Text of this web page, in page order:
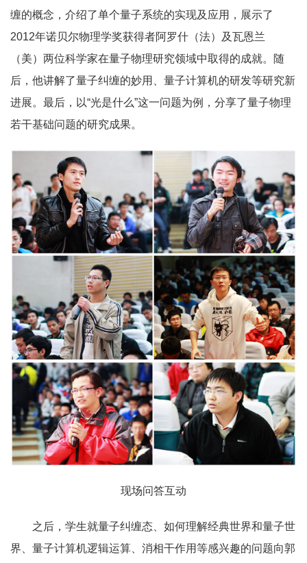
缠的概念，介绍了单个量子系统的实现及应用，展示了
2012年诺贝尔物理学奖获得者阿罗什（法）及瓦恩兰
（美）两位科学家在量子物理研究领域中取得的成就。随
后，他讲解了量子纠缠的妙用、量子计算机的研发等研究新
进展。最后，以“光是什么”这一问题为例，分享了量子物理
若干基础问题的研究成果。
现场问答互动
之后，学生就量子纠缠态、如何理解经典世界和量子世
界、量子计算机逻辑运算、消相干作用等感兴趣的问题向郭